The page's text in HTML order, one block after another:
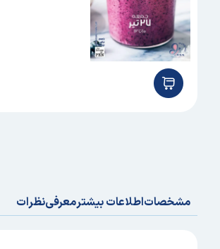
مشخصاتاطلاعات بیشترمعرفینظرات